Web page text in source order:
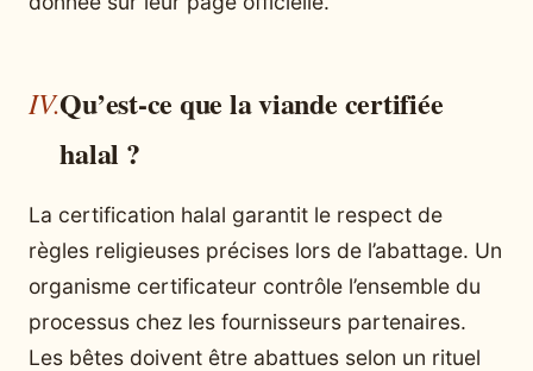
Qu’est-ce que la viande certifiée
halal ?
La certification halal garantit le respect de
règles religieuses précises lors de l’abattage. Un
organisme certificateur contrôle l’ensemble du
processus chez les fournisseurs partenaires.
Les bêtes doivent être abattues selon un rituel